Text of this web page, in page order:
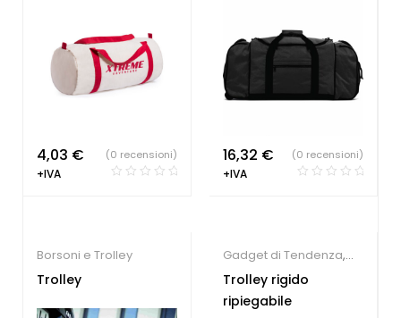
4,03 €
+IVA
(0 recensioni) 16,32 €
+IVA
(0 recensioni)
Borsoni e Trolley
Trolley
Gadget di Tendenza,
Borsoni e Trolley
Trolley rigido
ripiegabile